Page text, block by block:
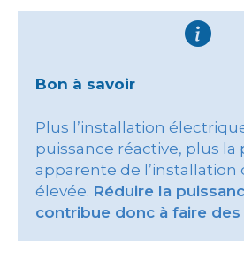
Bon à savoir
Plus l’installation
puissance réactive, plus la
apparente de l’installation
élevée. Réduire la
contribue donc à faire